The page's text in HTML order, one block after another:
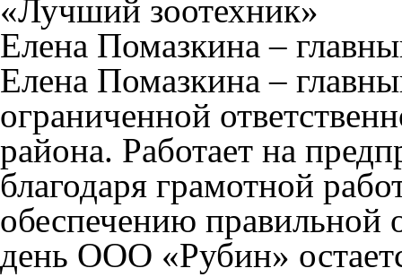
«Лучший зоотехник»
Елена Помазкина –
Елена Помазкина–
ограниченной
района. Работает на
благодаря грамотной
обеспечению правильной
день ООО «Рубин»